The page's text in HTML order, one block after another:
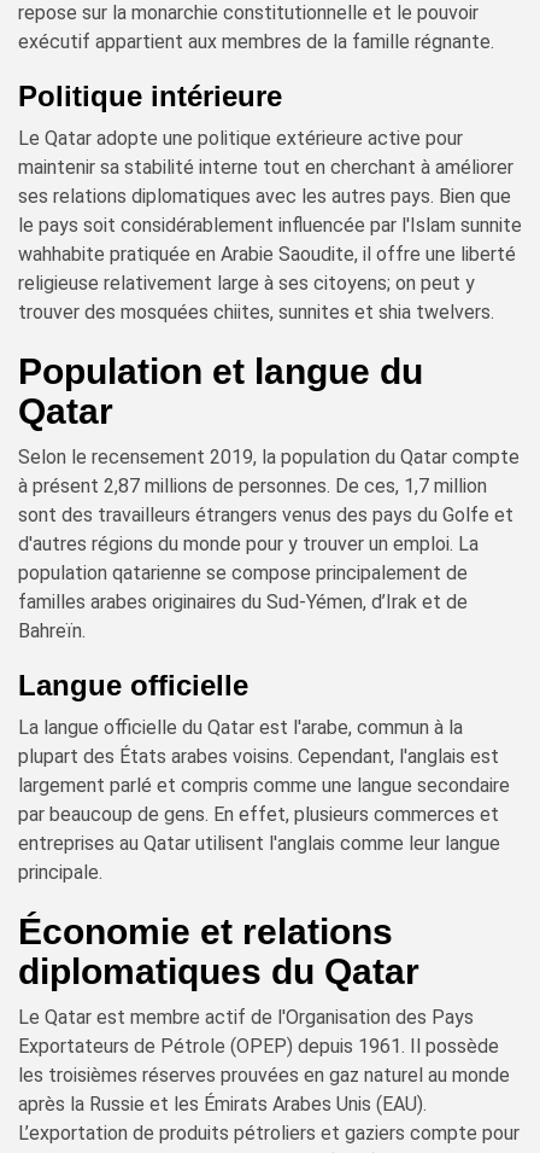
repose sur la monarchie constitutionnelle et le pouvoir
exécutif appartient aux membres de la famille régnante.
Politique intérieure
Le Qatar adopte une politique extérieure active pour
maintenir sa stabilité interne tout en cherchant à améliorer
ses relations diplomatiques avec les autres pays. Bien que
le pays soit considérablement influencée par l'Islam sunnite
wahhabite pratiquée en Arabie Saoudite, il offre une liberté
religieuse relativement large à ses citoyens; on peut y
trouver des mosquées chiites, sunnites et shia twelvers.
Population et langue du
Qatar
Selon le recensement 2019, la population du Qatar compte
à présent 2,87 millions de personnes. De ces, 1,7 million
sont des travailleurs étrangers venus des pays du Golfe et
d'autres régions du monde pour y trouver un emploi. La
population qatarienne se compose principalement de
familles arabes originaires du Sud-Yémen, d’Irak et de
Bahreïn.
Langue officielle
La langue officielle du Qatar est l'arabe, commun à la
plupart des États arabes voisins. Cependant, l'anglais est
largement parlé et compris comme une langue secondaire
par beaucoup de gens. En effet, plusieurs commerces et
entreprises au Qatar utilisent l'anglais comme leur langue
principale.
Économie et relations
diplomatiques du Qatar
Le Qatar est membre actif de l'Organisation des Pays
Exportateurs de Pétrole (OPEP) depuis 1961. Il possède
les troisièmes réserves prouvées en gaz naturel au monde
après la Russie et les Émirats Arabes Unis (EAU).
L’exportation de produits pétroliers et gaziers compte pour